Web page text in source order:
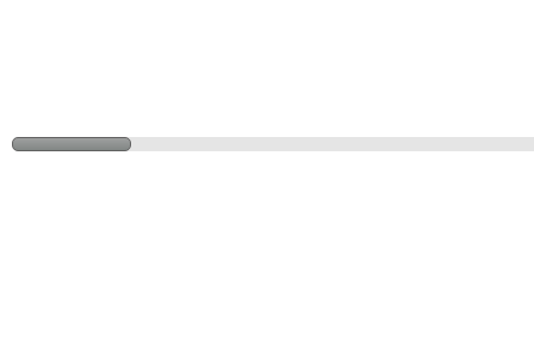
Киев, ул. Белицкого, пер.
Розовый
Киев, просп. Правды, 5
114